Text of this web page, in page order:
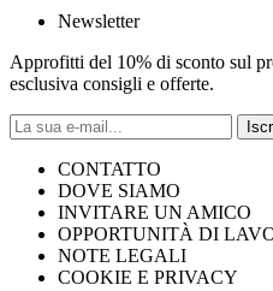
Newsletter
Approfitti del 10% di sconto sul
esclusiva consigli e offerte.
CONTATTO
DOVE SIAMO
INVITARE UN AMICO
OPPORTUNITÀ DI
NOTE LEGALI
COOKIE E PRIVACY